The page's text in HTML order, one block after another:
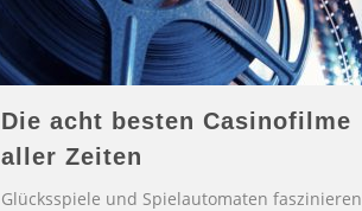
Die acht besten Casinofilme
aller Zeiten
Glücksspiele und Spielautomaten faszinieren